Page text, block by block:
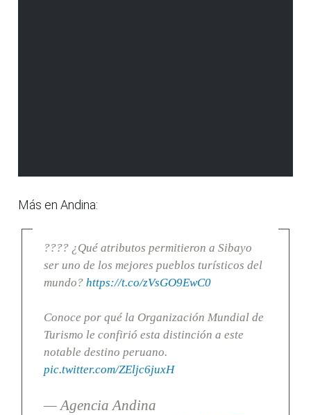
Más en Andina:
???? ¿Qué atributos permitieron a Sibayo
ser uno de los mejores pueblos turísticos del
mundo? https://t.co/zVsGO9EwC0
Conoce por qué la Organización Mundial de
Turismo le confirió esta distinción a este
notable destino peruano.
pic.twitter.com/ZEljc6juxH
— Agencia Andina